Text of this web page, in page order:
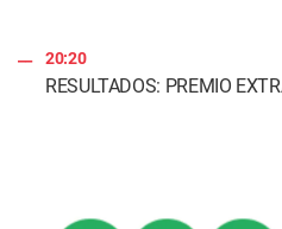
20:20
RESULTADOS: PREMIO